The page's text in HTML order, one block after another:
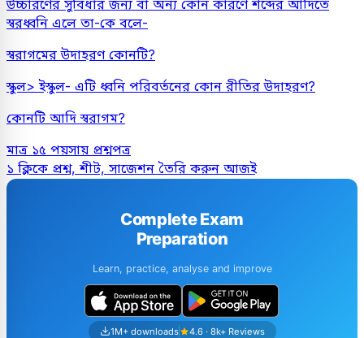
উচ্চারণের সুবিধার জন্য বা অন্য কোন কারণে শব্দের আদিতে
স্বরধ্বনি এলে তা-কে বলে-
স্বরাগমের উদাহরণ কোনটি?
স্কুল> ইস্কুল- এটি ধ্বনি পরিবর্তনের কোন রীতির উদাহরণ?
কোনটি আদি স্বরাগম?
মাত্র ১৫ পয়সায় প্রশ্নপত্র
১ ক্লিকে প্রশ্ন, শীট, সাজেশন তৈরি করুন আজই
Complete Exam
Preparation
Learn, practice, analyse and improve
1M+ downloads 4.6 · 8k+ Reviews